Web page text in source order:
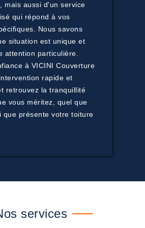
mais aussi d'un service
qui répond à vos
Nous savons
situation est unique et
attention particulière.
à VICINI Couverture
rapide et
retrouvez la tranquillité
vous méritez, quel que
que présente votre toiture
services